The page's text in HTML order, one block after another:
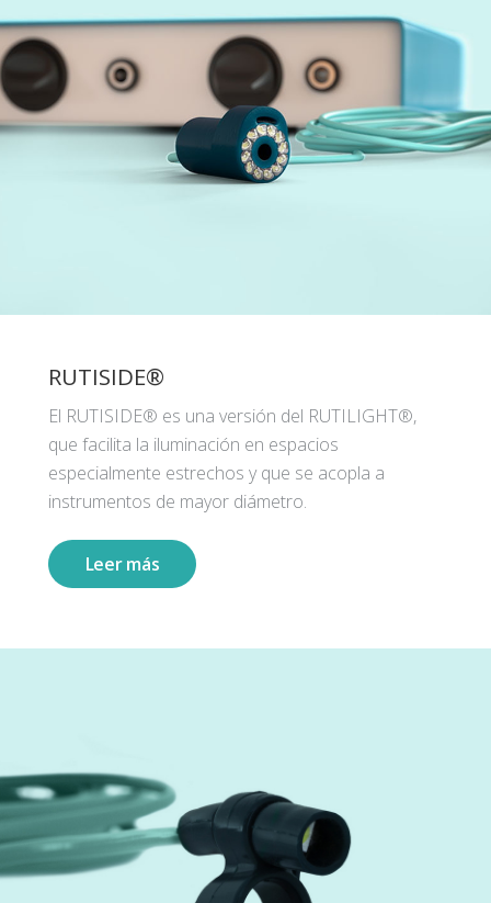
RUTISIDE®
El RUTISIDE® es una versión del RUTILIGHT®,
que facilita la iluminación en espacios
especialmente estrechos y que se acopla a
instrumentos de mayor diámetro.
Leer más